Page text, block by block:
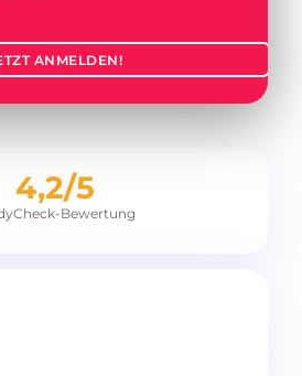
ANMELDEN!
4,2/5
Bewertung